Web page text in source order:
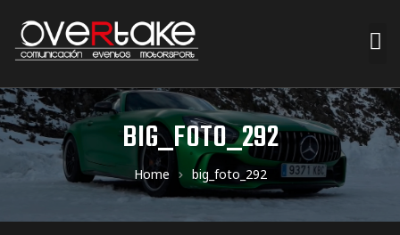
BIG_FOTO_292
Home big_foto_292